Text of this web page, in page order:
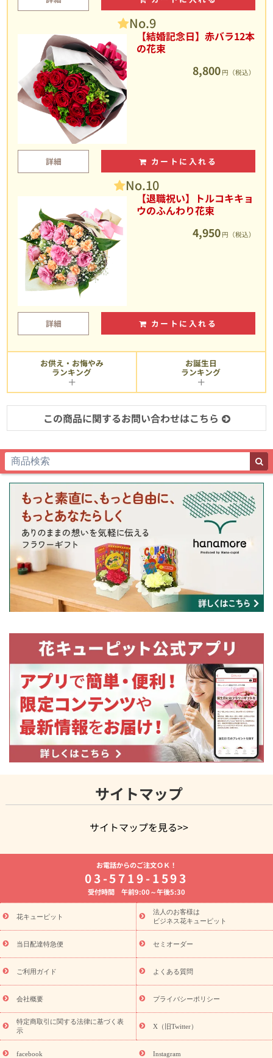
No.9
【結婚記念日】赤バラ12本
の花束
8,800 円（税込）
詳細 カートに入れる
No.10
【退職祝い】トルコキキョ
ウのふんわり花束
4,950 円（税込）
詳細 カートに入れる
お供え・お悔やみ
ランキング
お誕生日
ランキング
この商品に関するお問い合わせはこちら
サイトマップ
サイトマップを見る>>
よく贈られる花
お祝いの花特集
誕生日フラワーギフト特集
8月の誕生花(トルコキキョウ)
開店・開業祝い
お供え・お悔やみ お供え・お悔やみの花
通夜・葬儀に贈る花 胡蝶蘭・花鉢
ーブドフラワー
季節のイベント
ひまわり ギフト・プレゼント
特集
お盆 花（新盆・初盆） 季節のイベント
お盆 花（新
盆・初盆）
お盆 花（新盆・初盆）
お盆・お供え 花とセットギ
フト
お盆・お供え プリザーブドフラワー
ひまわり ギフト・プ
レゼント特集
夏の花贈り・お中元・暑中見舞い 花のギフト特集
敬老の日におくる花ギフト・プレゼント特集
花ギフト・プレゼント特集
敬老の日 花のおすすめランキング
敬
老の日 花鉢植えのギフト・プレゼント特集
敬老の日 花とセットギ
フト・プレゼント特集
敬老の日の花 全てのギフト一覧
キャン
ペーン
映画『ウォーターガーディアンズ』コラボキャンペーン
「きょう誕生日なんです」キャンペーン
誕生日の花を探す
誕生日フラワーギフト 誕生日フラワーギフト特集
お電話からのご注文ＯＫ！
03-5719-1593
受付時間 午前9:00～午後5:30
花キューピット
法人のお客様は
ビジネス花キューピット
当日配達特急便 セミオーダー
ご利用ガイド よくある質問
会社概要 プライバシーポリシー
特定商取引に関する法律に基づく表
示
X（旧Twitter）
facebook Instagram